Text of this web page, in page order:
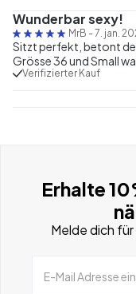
Wunderbar sexy!
MrB - 7. jan.
Sitzt perfekt, betont
Grösse 36 und Small
Verifizierter Kauf
Erhalte
Melde dich
E-Mail Adresse